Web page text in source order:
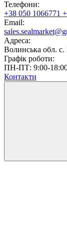
Телефони:
+38 050 1066771
Email:
Адреса:
Волинська обл. с.
Графік роботи:
ПН-ПТ: 9:00-
Контакти